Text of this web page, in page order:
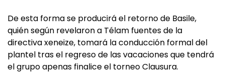
De esta forma se producirá el retorno de Basile,
quién según revelaron a Télam fuentes de la
directiva xeneize, tomará la conducción formal del
plantel tras el regreso de las vacaciones que tendrá
el grupo apenas finalice el torneo Clausura.